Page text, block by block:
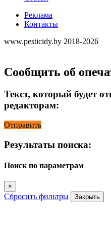
Реклама
Контакты
www.pesticidy.by 2018-2026
Сообщить об
Текст, который будет
редакторам:
Отправить
Результаты поиска:
Поиск по параметрам
×
Сбросить фильтры Закрыть